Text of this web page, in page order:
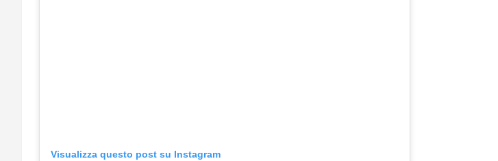
Visualizza questo post su Instagram